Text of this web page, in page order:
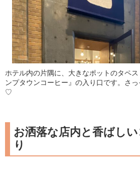
ホテル内の片隅に、大きなポットのタペ
ンプタウンコーヒー』の入り口です。さ
♡
お洒落な店内と香ばし
り